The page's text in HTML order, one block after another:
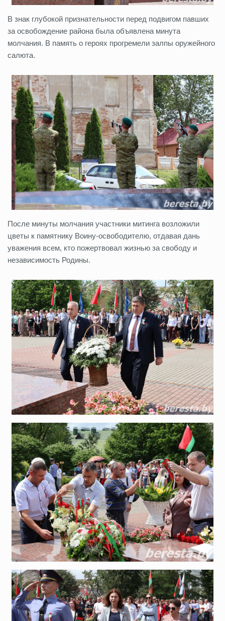
В знак глубокой признательности перед подвигом павших
за освобождение района была объявлена минута
молчания. В память о героях прогремели залпы оружейного
салюта.
После минуты молчания участники митинга возложили
цветы к памятнику Воину-освободителю, отдавая дань
уважения всем, кто пожертвовал жизнью за свободу и
независимость Родины.